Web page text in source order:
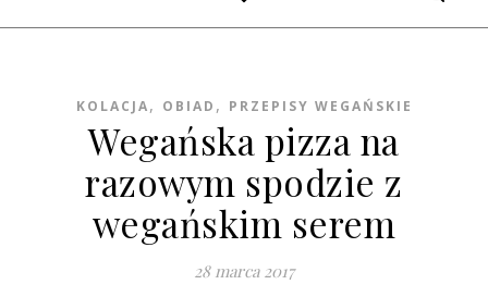
KOLACJA, OBIAD , PRZEPISY WEGAŃSKIE
Wegańska pizza na
razowym spodzie z
wegańskim serem
28 marca 2017